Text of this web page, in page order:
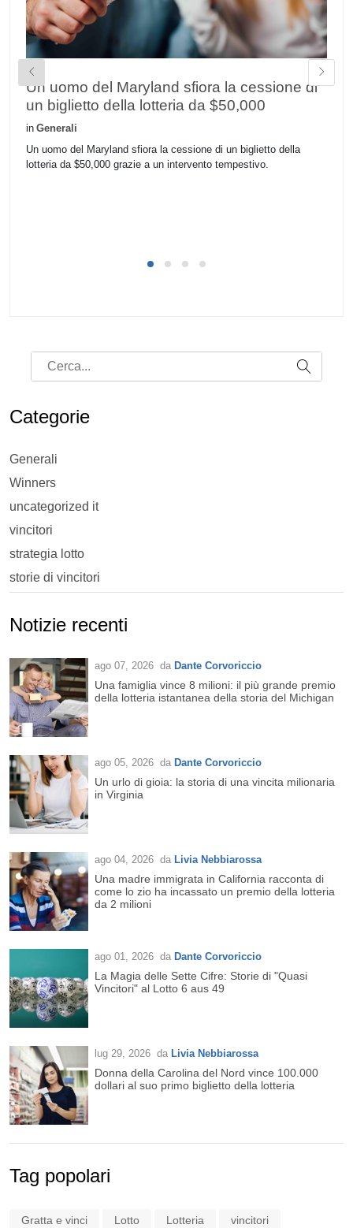
Un uomo del Maryland sfiora la cessione di
un biglietto della lotteria da $50,000
in Generali
Un uomo del Maryland sfiora la cessione di un biglietto della
lotteria da $50,000 grazie a un intervento tempestivo.
Categorie
Generali
Winners
uncategorized it
vincitori
strategia lotto
storie di vincitori
Notizie recenti
ago 07, 2026 da Dante Corvoriccio
Una famiglia vince 8 milioni: il più grande premio
della lotteria istantanea della storia del Michigan
ago 05, 2026 da Dante Corvoriccio
Un urlo di gioia: la storia di una vincita milionaria
in Virginia
ago 04, 2026 da Livia Nebbiarossa
Una madre immigrata in California racconta di
come lo zio ha incassato un premio della lotteria
da 2 milioni
ago 01, 2026 da Dante Corvoriccio
La Magia delle Sette Cifre: Storie di "Quasi
Vincitori" al Lotto 6 aus 49
lug 29, 2026 da Livia Nebbiarossa
Donna della Carolina del Nord vince 100.000
dollari al suo primo biglietto della lotteria
Tag popolari
Gratta e vinci Lotto Lotteria vincitori